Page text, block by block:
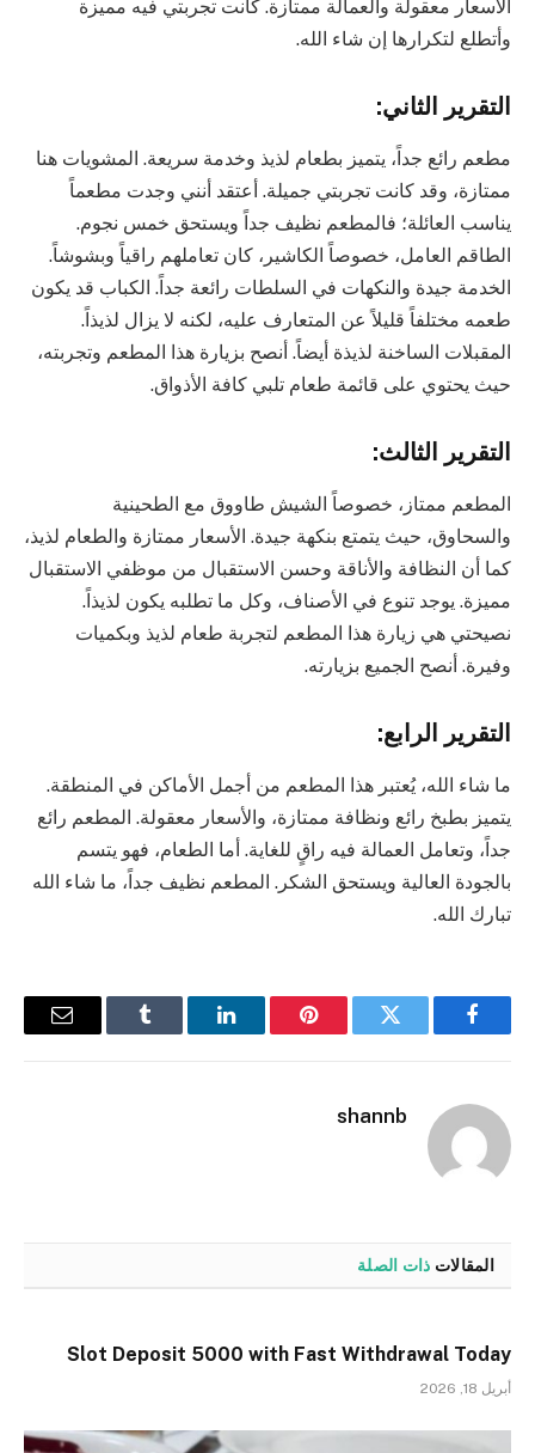
الأسعار معقولة والعمالة ممتازة. كانت تجربتي فيه مميزة
وأتطلع لتكرارها إن شاء الله.
التقرير الثاني:
مطعم رائع جداً، يتميز بطعام لذيذ وخدمة سريعة. المشويات هنا
ممتازة، وقد كانت تجربتي جميلة. أعتقد أنني وجدت مطعماً
يناسب العائلة؛ فالمطعم نظيف جداً ويستحق خمس نجوم.
الطاقم العامل، خصوصاً الكاشير، كان تعاملهم راقياً وبشوشاً.
الخدمة جيدة والنكهات في السلطات رائعة جداً. الكباب قد يكون
طعمه مختلفاً قليلاً عن المتعارف عليه، لكنه لا يزال لذيذاً.
المقبلات الساخنة لذيذة أيضاً. أنصح بزيارة هذا المطعم وتجربته،
حيث يحتوي على قائمة طعام تلبي كافة الأذواق.
التقرير الثالث:
المطعم ممتاز، خصوصاً الشيش طاووق مع الطحينية
والسحاوق، حيث يتمتع بنكهة جيدة. الأسعار ممتازة والطعام لذيذ،
كما أن النظافة والأناقة وحسن الاستقبال من موظفي الاستقبال
مميزة. يوجد تنوع في الأصناف، وكل ما تطلبه يكون لذيذاً.
نصيحتي هي زيارة هذا المطعم لتجربة طعام لذيذ وبكميات
وفيرة. أنصح الجميع بزيارته.
التقرير الرابع:
ما شاء الله، يُعتبر هذا المطعم من أجمل الأماكن في المنطقة.
يتميز بطبخ رائع ونظافة ممتازة، والأسعار معقولة. المطعم رائع
جداً، وتعامل العمالة فيه راقٍ للغاية. أما الطعام، فهو يتسم
بالجودة العالية ويستحق الشكر. المطعم نظيف جداً، ما شاء الله
تبارك الله.
فيسبوك تويتر بينتيريستلينكدإن Tumblr
البريد
shannb
المقالات ذات الصلة
Slot Deposit 5000 with Fast Withdrawal Today
أبريل 18, 2026